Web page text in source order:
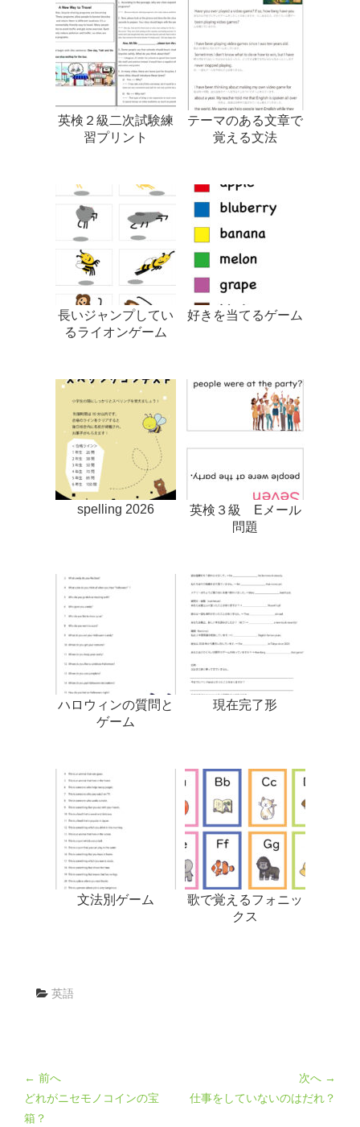
英検２級二次試験練
習プリント
テーマのある文章で
覚える文法
長いジャンプしてい
るライオンゲーム
好きを当てるゲーム
spelling 2026
英検３級 Eメール
問題
ハロウィンの質問と
ゲーム
現在完了形
文法別ゲーム
歌で覚えるフォニッ
クス
英語
← 前へ
どれがニセモノコインの宝
箱？
次へ →
仕事をしていないのはだれ？